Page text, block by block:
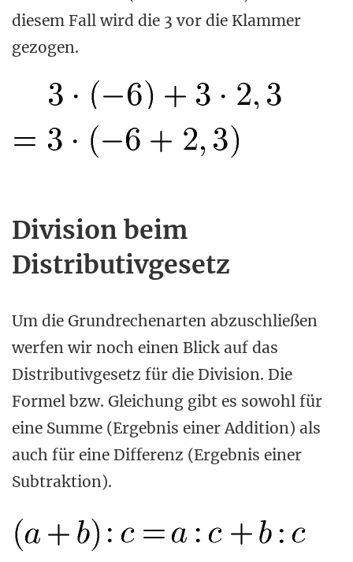
diesem Fall wird die 3 vor die Klammer
gezogen.
Division beim
Distributivgesetz
Um die Grundrechenarten abzuschließen
werfen wir noch einen Blick auf das
Distributivgesetz für die Division. Die
Formel bzw. Gleichung gibt es sowohl für
eine Summe (Ergebnis einer Addition) als
auch für eine Differenz (Ergebnis einer
Subtraktion).